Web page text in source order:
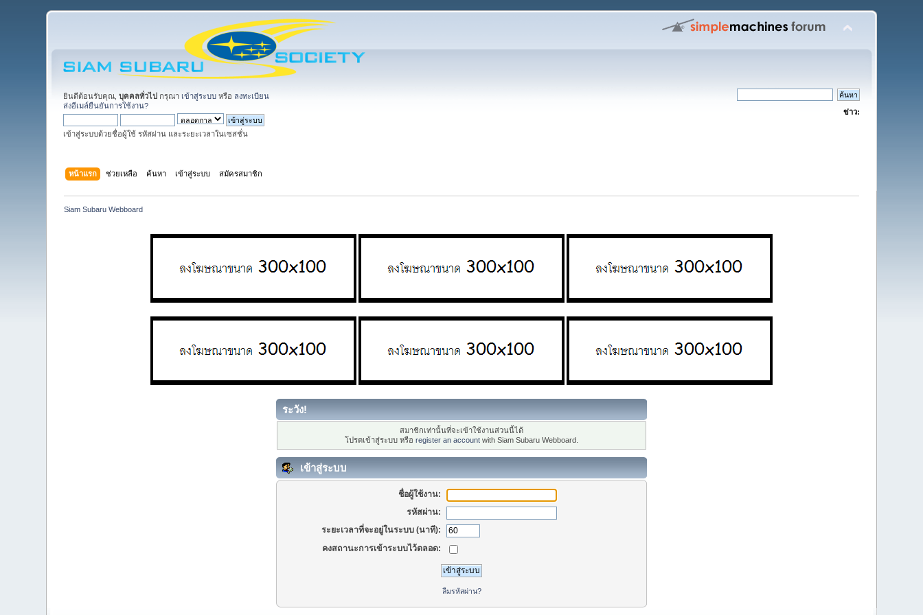
ยินดีต้อนรับคุณ,บุคคลทั่วไป กรุณา เข้าสู่ระบบ หรือ ลงทะเบียน
ส่งอีเมล์ยืนยันการใช้งาน?
เข้าสู่ระบบด้วยชื่อผู้ใช้ รหัสผ่าน และระยะเวลาในเซสชั่น
ข่าว:
หน้าแรก ช่วยเหลือ ค้นหา เข้าสู่ระบบ สมัครสมาชิก
Siam Subaru Webboard
ระวัง!
สมาชิกเท่านั้นที่จะเข้าใช้งานส่วนนี้ได้
โปรดเข้าสู่ระบบ หรือ register an account with Siam Subaru Webboard.
เข้าสู่ระบบ
ชื่อผู้ใช้งาน:
รหัสผ่าน:
ระยะเวลาที่จะอยู่ในระบบ (นาที):
คงสถานะการเข้าระบบไว้ตลอด:
ลืมรหัสผ่าน?